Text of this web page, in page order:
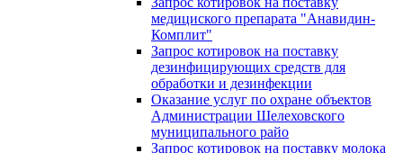
медициского препарата "Анавидин-
Комплит"
Запрос котировок на поставку
дезинфицирующих средств для
обработки и дезинфекции
Оказание услуг по охране объектов
Администрации Шелеховского
муниципального райо
Запрос котировок на поставку молока